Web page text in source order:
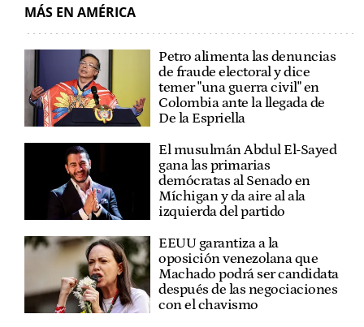
MÁS EN AMÉRICA
Petro alimenta las denuncias
de fraude electoral y dice
temer "una guerra civil" en
Colombia ante la llegada de
De la Espriella
El musulmán Abdul El-Sayed
gana las primarias
demócratas al Senado en
Míchigan y da aire al ala
izquierda del partido
EEUU garantiza a la
oposición venezolana que
Machado podrá ser candidata
después de las negociaciones
con el chavismo